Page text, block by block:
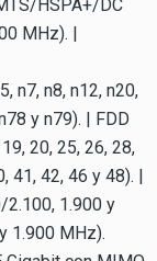
HSPA+/DC
MHz). |
n7, n8, n12, n20,
y n79). | FDD
20, 25, 26, 28,
41, 42, 46 y 48). |
2.100, 1.900 y
1.900 MHz).